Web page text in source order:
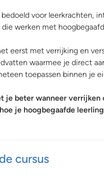
bedoeld voor leerkrachten,
die werken met
eerst met verrijking en
waarmee je direct
toepassen binnen je
je beter wanneer
je hoogbegaafde
cursus